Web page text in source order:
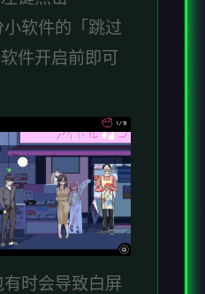
软件的「跳过
件开启前即可
时会导致白屏